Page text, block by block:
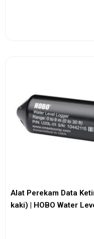
Alat Perekam Data
kaki) | HOBO Water